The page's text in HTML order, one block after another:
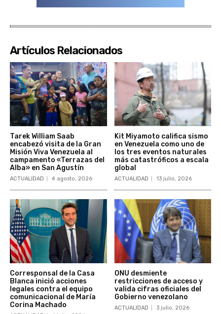
Artículos Relacionados
Tarek William Saab
encabezó visita de la Gran
Misión Viva Venezuela al
campamento «Terrazas del
Alba» en San Agustín
ACTUALIDAD 4 agosto, 2026
Kit Miyamoto califica sismo
en Venezuela como uno de
los tres eventos naturales
más catastróficos a escala
global
ACTUALIDAD 13 julio, 2026
Corresponsal de la Casa
Blanca inició acciones
legales contra el equipo
comunicacional de María
Corina Machado
ONU desmiente
restricciones de acceso y
valida cifras oficiales del
Gobierno venezolano
ACTUALIDAD 3 julio, 2026